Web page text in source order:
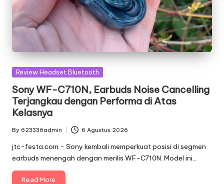
Posted
Review Headset Bluetooth
Sony WF-C710N, Earbuds Noise Cancelling
Terjangkau dengan Performa di Atas
Kelasnya
Posted
by
By 623336admin 6 Agustus 2026
jtc-festa.com - Sony kembali memperkuat posisi di segmen
earbuds menengah dengan merilis WF-C710N. Model ini…
Read More